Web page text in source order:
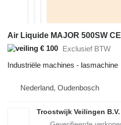
Air Liquide MAJOR 500SW CE
€ 100 Exclusief BTW
Industriële machines - lasmachine
Nederland, Oudenbosch
Troostwijk Veilingen B.V.